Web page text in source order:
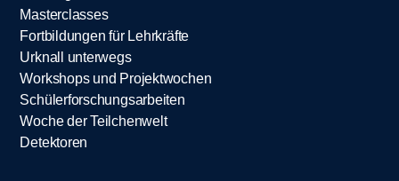
Masterclasses
Fortbildungen für Lehrkräfte
Urknall unterwegs
Workshops und Projektwochen
Schülerforschungsarbeiten
Woche der Teilchenwelt
Detektoren